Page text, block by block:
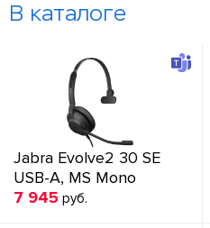
В каталоге
Jabra Evolve2 30 SE
USB-A, MS Mono
7 945 руб.